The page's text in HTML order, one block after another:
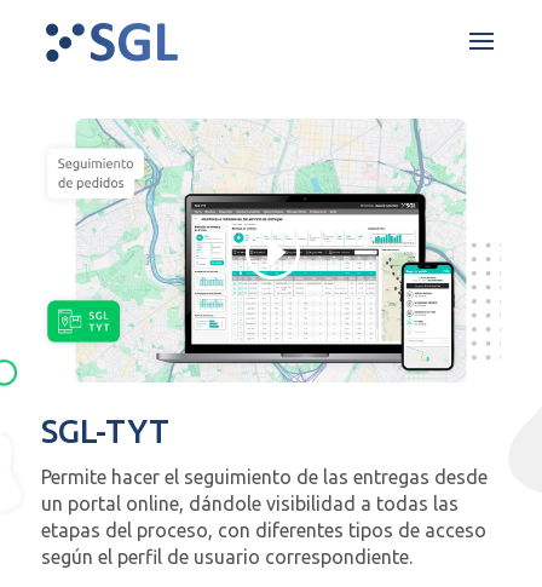
SGL-TYT
Permite hacer el seguimiento de las entregas desde
un portal online, dándole visibilidad a todas las
etapas del proceso, con diferentes tipos de acceso
según el perfil de usuario correspondiente.